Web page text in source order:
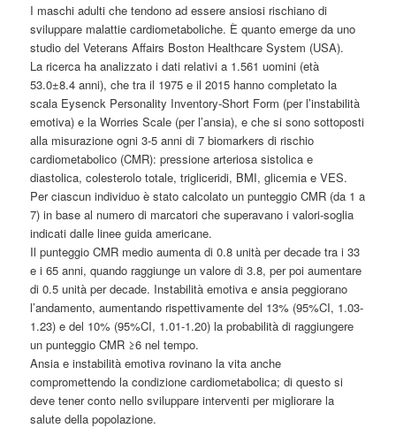
I maschi adulti che tendono ad essere ansiosi rischiano di
sviluppare malattie cardiometaboliche. È quanto emerge da uno
studio del Veterans Affairs Boston Healthcare System (USA).
La ricerca ha analizzato i dati relativi a 1.561 uomini (età
53.0±8.4 anni), che tra il 1975 e il 2015 hanno completato la
scala Eysenck Personality Inventory-Short Form (per l’instabilità
emotiva) e la Worries Scale (per l’ansia), e che si sono sottoposti
alla misurazione ogni 3-5 anni di 7 biomarkers di rischio
cardiometabolico (CMR): pressione arteriosa sistolica e
diastolica, colesterolo totale, trigliceridi, BMI, glicemia e VES.
Per ciascun individuo è stato calcolato un punteggio CMR (da 1 a
7) in base al numero di marcatori che superavano i valori-soglia
indicati dalle linee guida americane.
Il punteggio CMR medio aumenta di 0.8 unità per decade tra i 33
e i 65 anni, quando raggiunge un valore di 3.8, per poi aumentare
di 0.5 unità per decade. Instabilità emotiva e ansia peggiorano
l’andamento, aumentando rispettivamente del 13% (95%CI, 1.03-
1.23) e del 10% (95%CI, 1.01-1.20) la probabilità di raggiungere
un punteggio CMR ≥6 nel tempo.
Ansia e instabilità emotiva rovinano la vita anche
compromettendo la condizione cardiometabolica; di questo si
deve tener conto nello sviluppare interventi per migliorare la
salute della popolazione.